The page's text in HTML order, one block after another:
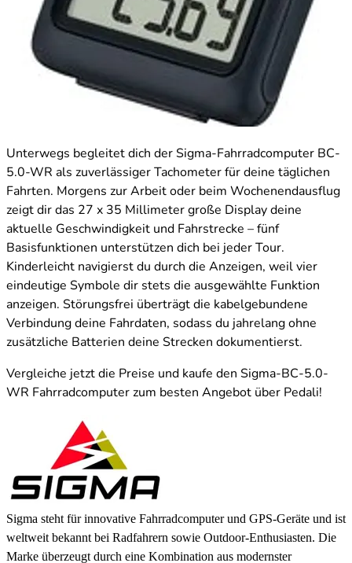
Unterwegs begleitet dich der Sigma-Fahrradcomputer BC-
5.0-WR als zuverlässiger Tachometer für deine täglichen
Fahrten. Morgens zur Arbeit oder beim Wochenendausflug
zeigt dir das 27 x 35 Millimeter große Display deine
aktuelle Geschwindigkeit und Fahrstrecke – fünf
Basisfunktionen unterstützen dich bei jeder Tour.
Kinderleicht navigierst du durch die Anzeigen, weil vier
eindeutige Symbole dir stets die ausgewählte Funktion
anzeigen. Störungsfrei überträgt die kabelgebundene
Verbindung deine Fahrdaten, sodass du jahrelang ohne
zusätzliche Batterien deine Strecken dokumentierst.
Vergleiche jetzt die Preise und kaufe den Sigma-BC-5.0-
WR Fahrradcomputer zum besten Angebot über Pedali!
Sigma steht für innovative Fahrradcomputer und GPS-Geräte und ist
weltweit bekannt bei Radfahrern sowie Outdoor-Enthusiasten. Die
Marke überzeugt durch eine Kombination aus modernster